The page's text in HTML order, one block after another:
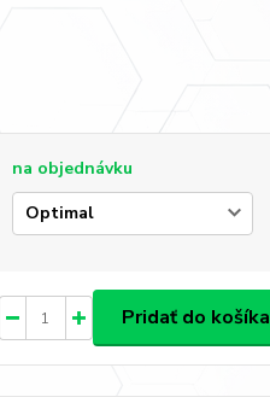
na objednávku
Pridať do košíka